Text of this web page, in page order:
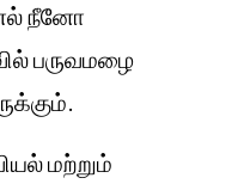
எல் நீனோ
பருவமழை
மற்றும்